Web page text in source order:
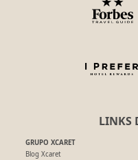
LINKS
GRUPO XCARET
Blog Xcaret